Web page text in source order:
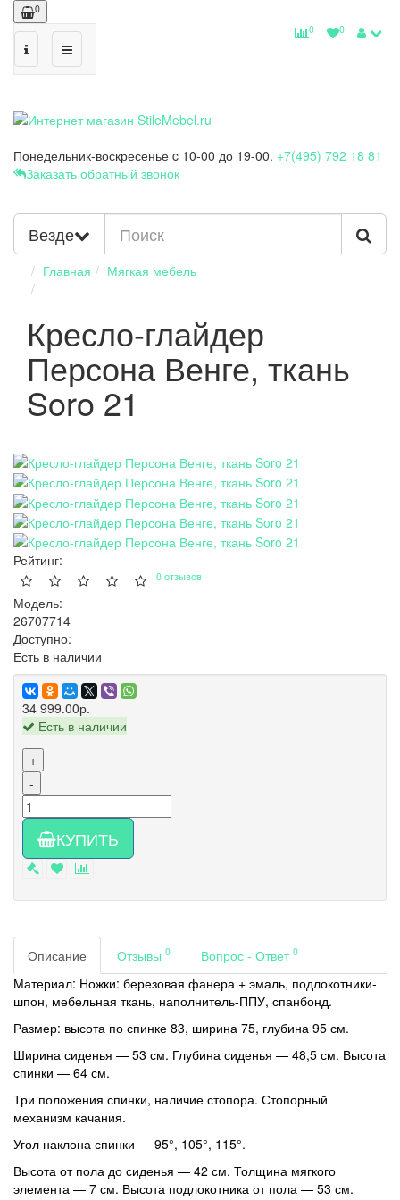
0
0
0
Понедельник-воскресенье c 10-00 до 19-00. +7(495) 792 18 81
Заказать обратный звонок
Везде
Главная Мягкая мебель
Кресло-глайдер
Персона Венге, ткань
Soro 21
Рейтинг:
0 отзывов
Модель:
26707714
Доступно:
Есть в наличии
34 999.00р.
Есть в наличии
+
-
КУПИТЬ
Описание Отзывы 0 Вопрос - Ответ 0
Материал: Ножки: березовая фанера + эмаль, подлокотники-
шпон, мебельная ткань, наполнитель-ППУ, спанбонд.
Размер: высота по спинке 83, ширина 75, глубина 95 см.
Ширина сиденья — 53 см. Глубина сиденья — 48,5 см. Высота
спинки — 64 см.
Три положения спинки, наличие стопора. Стопорный
механизм качания.
Угол наклона спинки — 95°, 105°, 115°.
Высота от пола до сиденья — 42 см. Толщина мягкого
элемента — 7 см. Высота подлокотника от пола — 53 см.